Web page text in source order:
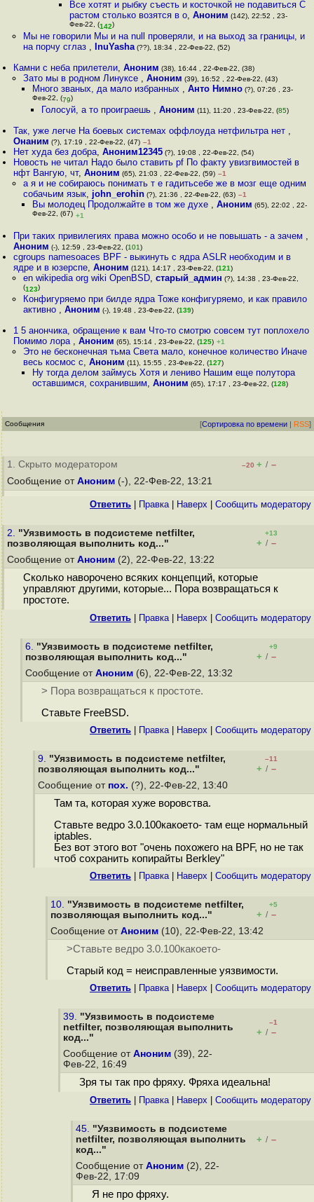
Все хотят и рыбку съесть и косточкой не подавиться С
растом столько возятся в о,Аноним (142), 22:52 , 23-
Фев-22, (142)
Мы не говорили Мы и на null проверяли, и на выход за границы, и
на порчу сглаз , InuYasha(??), 18:34 , 22-Фев-22, (52)
Камни с неба прилетели,Аноним (38), 16:44 , 22-Фев-22, (38)
Зато мы в родном Линуксе , Аноним (39), 16:52 , 22-Фев-22, (43)
Много званых, да мало избранных , Анто Нимно(?), 07:26 , 23-
Фев-22, (79)
Голосуй, а то проиграешь ,Аноним (11), 11:20 , 23-Фев-22, (85)
Так, уже легче На боевых системах оффлоуда нетфильтра нет ,
Онаним (?), 17:19 , 22-Фев-22, (47) –1
Нет худа без добра,Аноним12345 (?), 19:08 , 22-Фев-22, (54)
Новость не читал Надо было ставить pf По факту увизгвимостей в
нфт Вангую, чт,Аноним (65), 21:03 , 22-Фев-22, (59) –1
а я и не собираюсь понимать т е гадитьсебе же в мозг еще одним
собачьим язык, john_erohin(?), 21:36 , 22-Фев-22, (63) –1
Вы молодец Продолжайте в том же духе , Аноним (65), 22:02 , 22-
Фев-22, (67) +1
При таких привилегиях права можно особо и не повышать - а зачем ,
Аноним (-), 12:59 , 23-Фев-22, (101)
cgroups namesoaces BPF - выкинуть с ядра ASLR необходим и в
ядре и в юзерспе,Аноним (121), 14:17 , 23-Фев-22, (121)
en wikipedia org wiki OpenBSD, старый_админ (?), 14:38 , 23-Фев-22,
(123)
Конфигуряемо при билде ядра Тоже конфигуряемо, и как правило
активно , Аноним (-), 19:48 , 23-Фев-22, (139)
1 5 анончика, обращение к вам Что-то смотрю совсем тут поплохело
Помимо лора ,Аноним (65), 15:14 , 23-Фев-22, (125) +1
Это не бесконечная тьма Света мало, конечное количество Иначе
весь космос с, Аноним (11), 15:55 , 23-Фев-22, (127)
Ну тогда делом займусь Хотя и лениво Нашим еще полутора
оставшимся, сохранившим, Аноним (65), 17:17 , 23-Фев-22, (128)
Сообщения [Сортировка по времени | RSS]
1. Скрыто модератором –20 + / –
Сообщение от Аноним (-), 22-Фев-22, 13:21
Ответить Правка| Наверх Cообщить модератору
2. "Уязвимость в подсистеме netfilter,
позволяющая выполнить код..."
+13
+ / –
Сообщение от Аноним (2), 22-Фев-22, 13:22
Сколько наворочено всяких концепций, которые
управляют другими, которые... Пора возвращаться к
простоте.
Ответить Правка| Наверх Cообщить модератору
6. "Уязвимость в подсистеме netfilter,
позволяющая выполнить код..."
+9
+ / –
Сообщение от Аноним (6), 22-Фев-22, 13:32
> Пора возвращаться к простоте.
Ставьте FreeBSD.
Ответить Правка| Наверх Cообщить модератору
9. "Уязвимость в подсистеме netfilter,
позволяющая выполнить код..."
–11
+ / –
Сообщение от пох. (?), 22-Фев-22, 13:40
Там та, которая хуже воровства.
Ставьте ведро 3.0.100какоето- там еще нормальный
iptables.
Без вот этого вот "очень похожего на BPF, но не так
чтоб сохранить копирайты Berkley"
Ответить Правка| Наверх Cообщить модератору
10. "Уязвимость в подсистеме netfilter,
позволяющая выполнить код..."
+5
+ / –
Сообщение от Аноним (10), 22-Фев-22, 13:42
>Ставьте ведро 3.0.100какоето-
Старый код = неисправленные уязвимости.
Ответить Правка| Наверх Cообщить модератору
39. "Уязвимость в подсистеме
netfilter, позволяющая выполнить
код..."
–1
+ / –
Сообщение от Аноним (39), 22-
Фев-22, 16:49
Зря ты так про фряху. Фряха идеальна!
Ответить Правка| Наверх Cообщить модератору
45. "Уязвимость в подсистеме
netfilter, позволяющая выполнить
код..."
+ / –
Сообщение от Аноним (2), 22-
Фев-22, 17:09
Я не про фряху.